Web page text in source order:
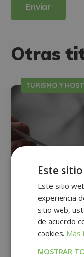
Para más información
Otras
TURISMO Y
Este
Este sitio
experiencia
sitio web,
de acuerdo
cookies. Más
MOSTRAR